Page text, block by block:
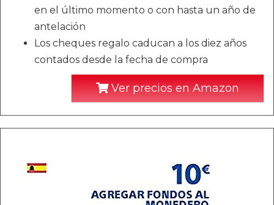
en el último momento o con hasta un año de
antelación
Los cheques regalo caducan a los diez años
contados desde la fecha de compra
Ver precios en Amazon